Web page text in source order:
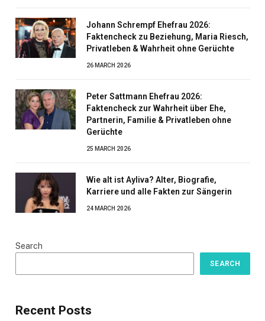
Johann Schrempf Ehefrau 2026:
Faktencheck zu Beziehung, Maria Riesch,
Privatleben & Wahrheit ohne Gerüchte
26 MARCH 2026
Peter Sattmann Ehefrau 2026:
Faktencheck zur Wahrheit über Ehe,
Partnerin, Familie & Privatleben ohne
Gerüchte
25 MARCH 2026
Wie alt ist Ayliva? Alter, Biografie,
Karriere und alle Fakten zur Sängerin
24 MARCH 2026
Search
SEARCH
Recent Posts